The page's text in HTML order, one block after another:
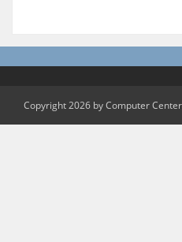
Copyright 2026 by Computer